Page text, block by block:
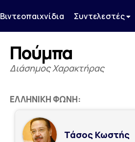
Βιντεοπαιχνίδια Συντελεστές
Πούμπα
Διάσημος Χαρακτήρας
ΕΛΛΗΝΙΚΉ ΦΩΝΉ:
Τάσος Κωστής